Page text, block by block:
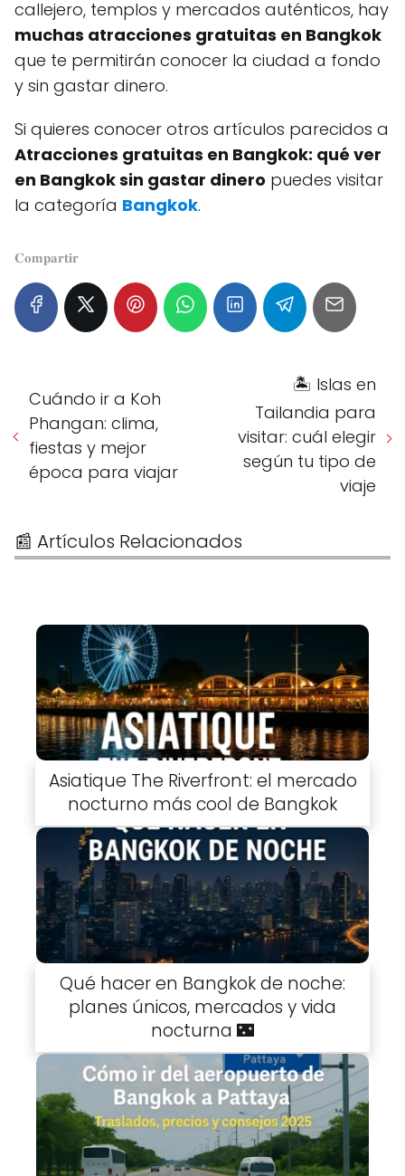
callejero, templos y mercados auténticos, hay
muchas atracciones gratuitas en Bangkok
que te permitirán conocer la ciudad a fondo
y sin gastar dinero.
Si quieres conocer otros artículos parecidos a
Atracciones gratuitas en Bangkok: qué ver
en Bangkok sin gastar dinero puedes visitar
la categoría Bangkok.
𝐂𝐨𝐦𝐩𝐚𝐫𝐭𝐢𝐫
Cuándo ir a Koh
Phangan: clima,
fiestas y mejor
época para viajar
🏝️ Islas en
Tailandia para
visitar: cuál elegir
según tu tipo de
viaje
📰 Artículos Relacionados
Asiatique The Riverfront: el mercado
nocturno más cool de Bangkok
Qué hacer en Bangkok de noche:
planes únicos, mercados y vida
nocturna 🌃